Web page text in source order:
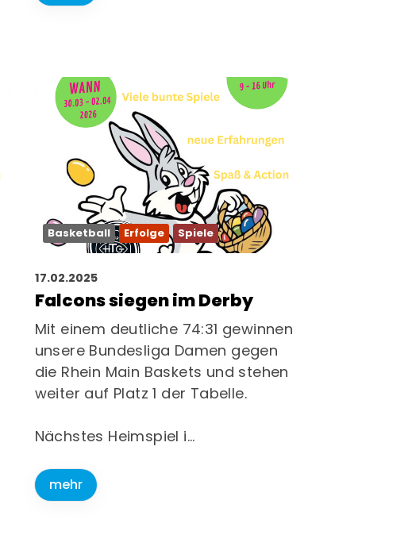
Basketball Erfolge Spiele
17.02.2025
Falcons siegen im Derby
Mit einem deutliche 74:31 gewinnen
unsere Bundesliga Damen gegen
die Rhein Main Baskets und stehen
weiter auf Platz 1 der Tabelle.
Nächstes Heimspiel i…
mehr